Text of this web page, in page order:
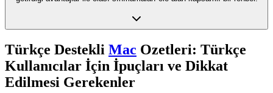
Türkçe Destekli Mac Ozetleri: Türkçe
Kullanıcılar İçin İpuçları ve Dikkat
Edilmesi Gerekenler